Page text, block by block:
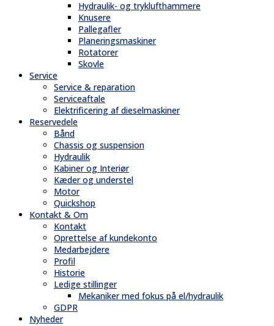
Hydraulik- og tryklufthammere
Knusere
Pallegafler
Planeringsmaskiner
Rotatorer
Skovle
Service
Service & reparation
Serviceaftale
Elektrificering af dieselmaskiner
Reservedele
Bånd
Chassis og suspension
Hydraulik
Kabiner og Interiør
Kæder og understel
Motor
Quickshop
Kontakt & Om
Kontakt
Oprettelse af kundekonto
Medarbejdere
Profil
Historie
Ledige stillinger
Mekaniker med fokus på el/hydraulik
GDPR
Nyheder